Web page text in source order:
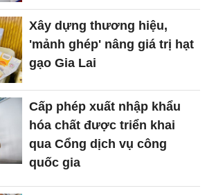
Xây dựng thương hiệu,
'mảnh ghép' nâng giá trị hạt
gạo Gia Lai
Cấp phép xuất nhập khẩu
hóa chất được triển khai
qua Cổng dịch vụ công
quốc gia